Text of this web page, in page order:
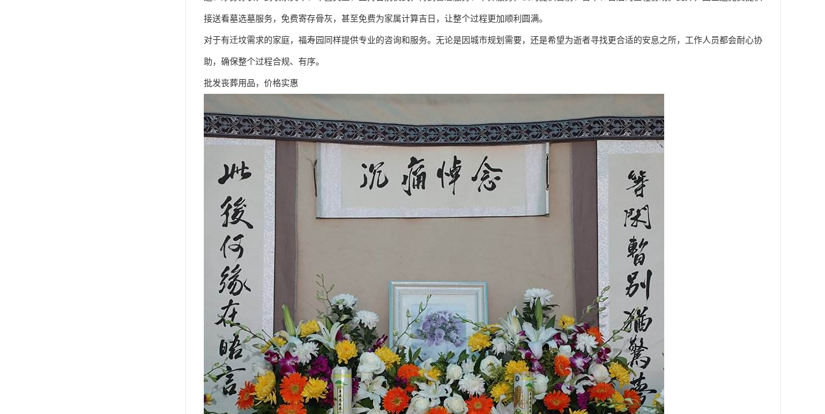
接送看墓选墓服务，免费寄存骨灰，甚至免费为家属计算吉日，让整个过程更加顺利圆满。
对于有迁坟需求的家庭，福寿园同样提供专业的咨询和服务。无论是因城市规划需要，还是希望为逝者寻找更合适的安息之所，工作人员都会耐心协
助，确保整个过程合规、有序。
批发丧葬用品，价格实惠